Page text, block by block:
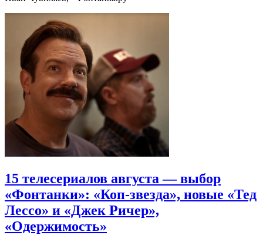
15 телесериалов августа — выбор
«Фонтанки»: «Коп-звезда», новые «Тед
Лессо» и «Джек Ричер»,
«Одержимость»